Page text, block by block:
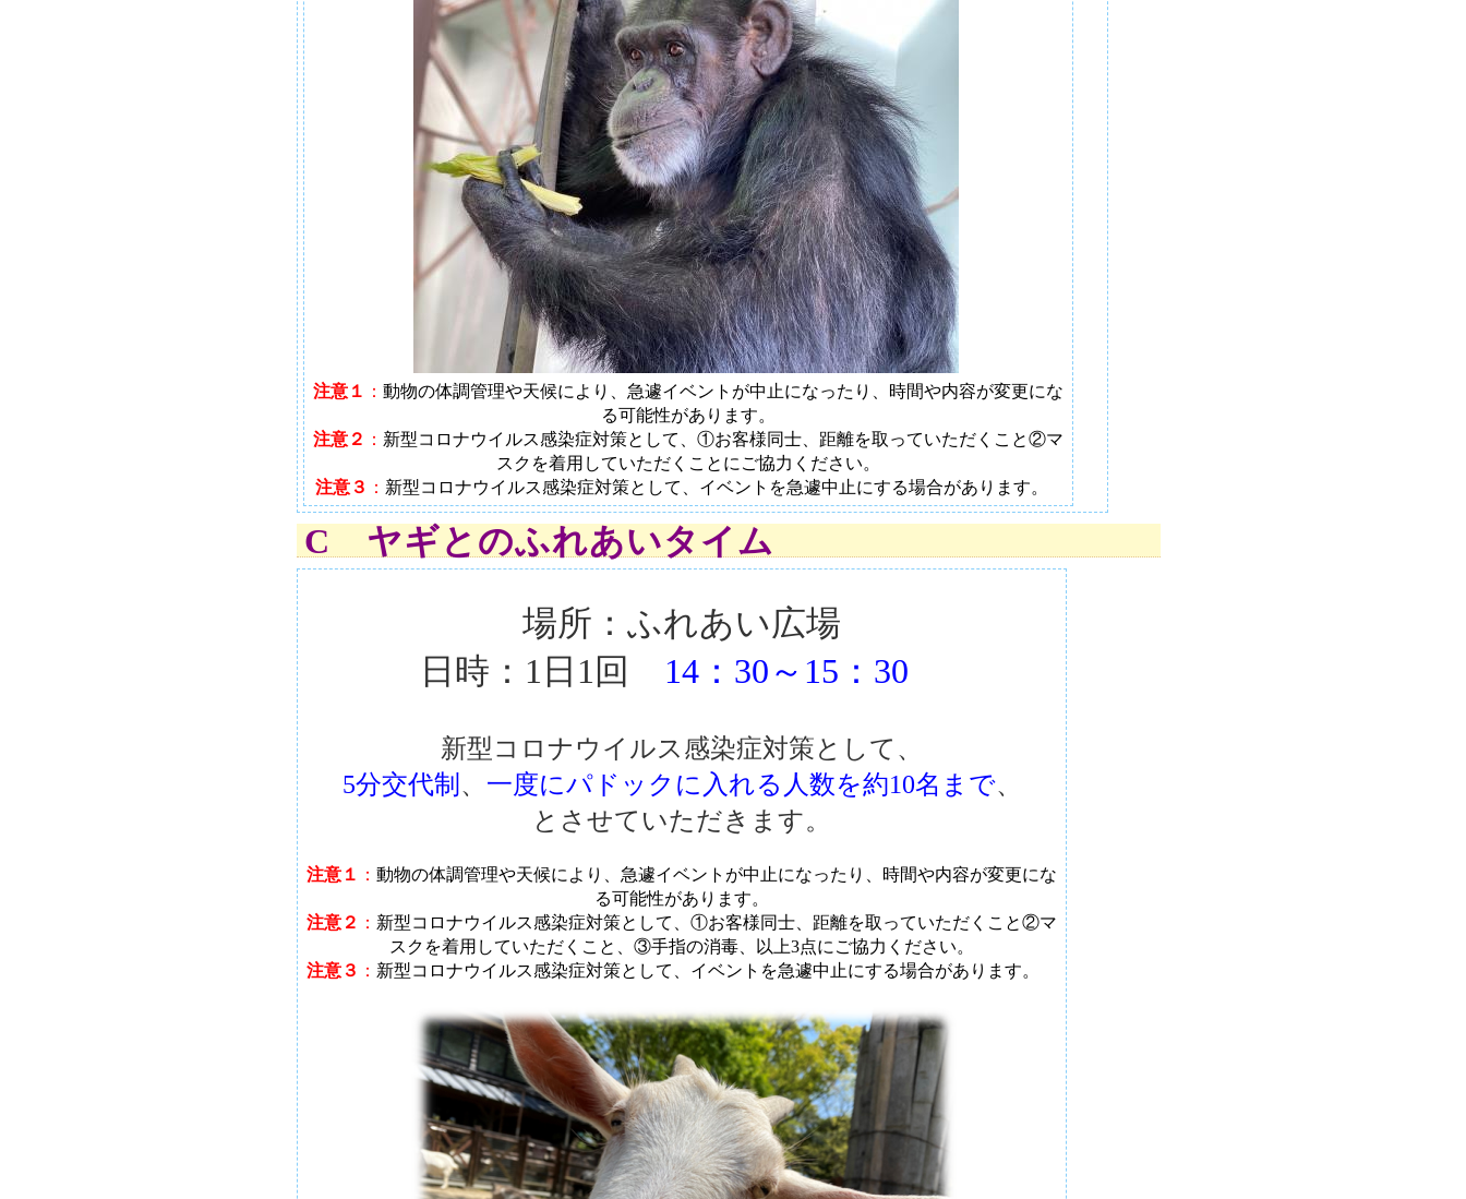
注意１ ： 動物の体調管理や天候により、急遽イベントが中止になったり、時間や内容が変更にな
る可能性があります。
注意２ ： 新型コロナウイルス感染症対策として、①お客様同士、距離を取っていただくこと②マ
スクを着用していただくことにご協力ください。
注意３ ： 新型コロナウイルス感染症対策として、イベントを急遽中止にする場合があります。
C ヤギとのふれあいタイム
場所：ふれあい広場
日時：1日1回
14：30～15：30
新型コロナウイルス感染症対策として、
5分交代制 、 一度にパドックに入れる人数を約10名まで、
とさせていただきます。
注意１ ： 動物の体調管理や天候により、急遽イベントが中止になったり、時間や内容が変更にな
る可能性があります。
注意２ ： 新型コロナウイルス感染症対策として、①お客様同士、距離を取っていただくこと②マ
スクを着用していただくこと、③手指の消毒、以上3点にご協力ください。
注意３ ： 新型コロナウイルス感染症対策として、イベントを急遽中止にする場合があります。